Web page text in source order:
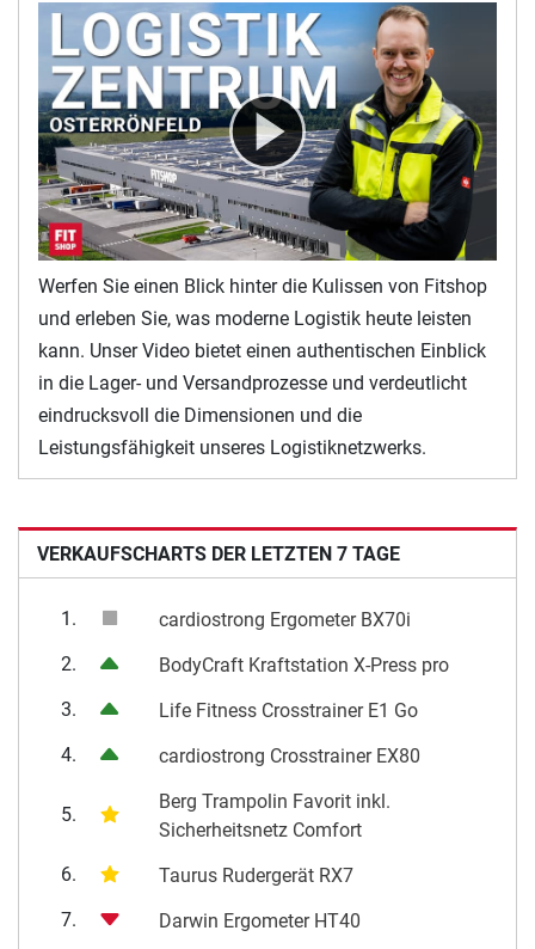
Werfen Sie einen Blick hinter die Kulissen von Fitshop
und erleben Sie, was moderne Logistik heute leisten
kann. Unser Video bietet einen authentischen Einblick
in die Lager- und Versandprozesse und verdeutlicht
eindrucksvoll die Dimensionen und die
Leistungsfähigkeit unseres Logistiknetzwerks.
VERKAUFSCHARTS DER LETZTEN 7 TAGE
1.
cardiostrong Ergometer BX70i
2.
BodyCraft Kraftstation X-Press pro
3.
Life Fitness Crosstrainer E1 Go
4.
cardiostrong Crosstrainer EX80
5.
Berg Trampolin Favorit inkl.
Sicherheitsnetz Comfort
6.
Taurus Rudergerät RX7
7.
Darwin Ergometer HT40